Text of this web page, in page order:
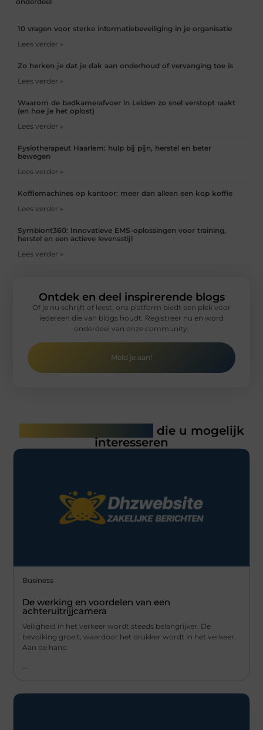
10 vragen voor sterke informatiebeveiliging in je organisatie
Lees verder »
Zo herken je dat je dak aan onderhoud of vervanging toe is
Lees verder »
Waarom de badkamerafvoer in Leiden zo snel verstopt raakt
(en hoe je het oplost)
Lees verder »
Fysiotherapeut Haarlem: hulp bij pijn, herstel en beter
bewegen
Lees verder »
Koffiemachines op kantoor: meer dan alleen een kop koffie
Lees verder »
Symbiont360: Innovatieve EMS-oplossingen voor training,
herstel en een actieve levensstijl
Lees verder »
Ontdek en deel inspirerende blogs
Of je nu schrijft of leest, ons platform biedt een plek voor
iedereen die van blogs houdt. Registreer nu en word
onderdeel van onze community.
Meld je aan!
die u mogelijk
interesseren
Business
De werking en voordelen van een
achteruitrijjcamera
Veiligheid in het verkeer wordt steeds belangrijker. De
bevolking groeit, waardoor het drukker wordt in het verkeer.
Aan de hand
...